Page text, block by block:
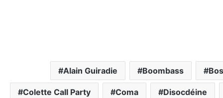
Alain Guiradie Boombass
Colette Call Party Coma Disocdéine